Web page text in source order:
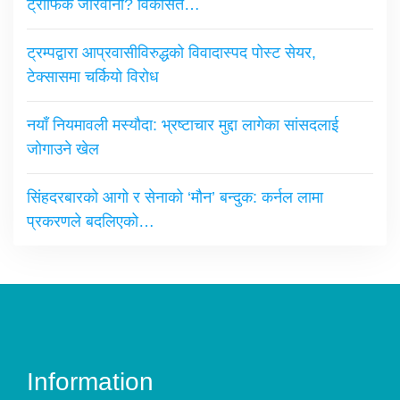
ट्राफिक जरिवाना? विकसित…
ट्रम्पद्वारा आप्रवासीविरुद्धको विवादास्पद पोस्ट सेयर,
टेक्सासमा चर्कियो विरोध
नयाँ नियमावली मस्यौदा: भ्रष्टाचार मुद्दा लागेका सांसदलाई
जोगाउने खेल
सिंहदरबारको आगो र सेनाको ‘मौन’ बन्दुक: कर्नल लामा
प्रकरणले बदलिएको…
Information